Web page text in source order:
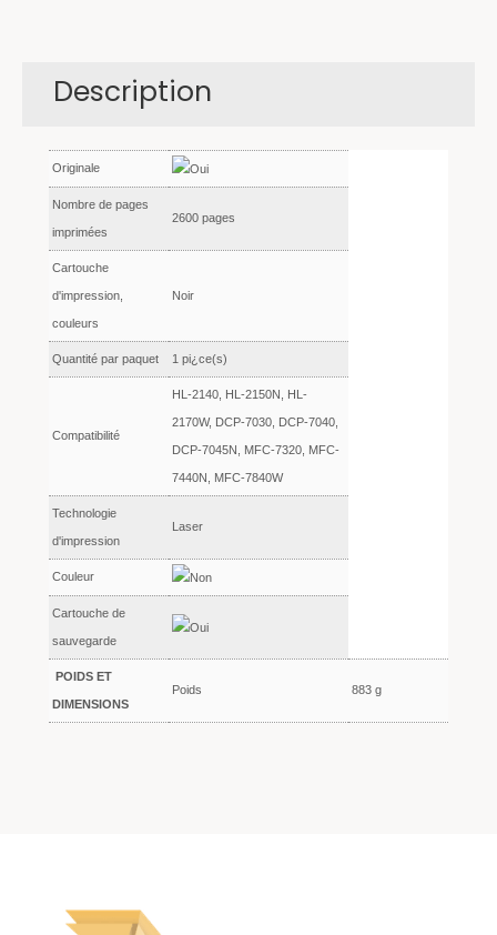
Description
Originale
Nombre de pages
imprimées
2600 pages
Cartouche
d'impression,
couleurs
Noir
Quantité par paquet 1 pi¿ce(s)
Compatibilité
HL-2140, HL-2150N, HL-
2170W, DCP-7030, DCP-7040,
DCP-7045N, MFC-7320, MFC-
7440N, MFC-7840W
Technologie
d'impression
Laser
Couleur
Cartouche de
sauvegarde
POIDS ET
DIMENSIONS
Poids 883 g